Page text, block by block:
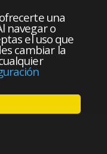
una
navegar o
el uso que
cambiar la